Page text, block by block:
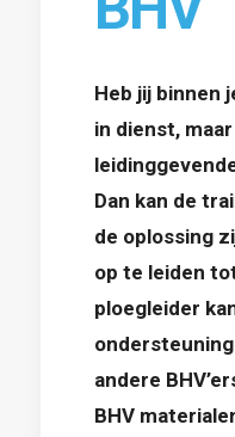
Heb jij binnen
in dienst,
Dan kan de
de oplossing
op te leiden
ploegleider
andere
BHV